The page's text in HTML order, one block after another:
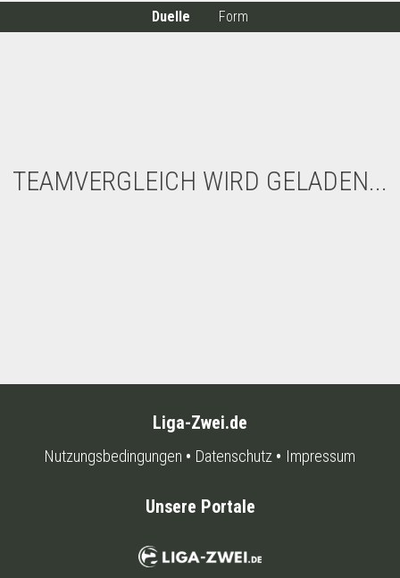
Duelle Form
TEAMVERGLEICH WIRD GELADEN...
Liga-Zwei.de
Nutzungsbedingungen Datenschutz Impressum
Unsere Portale